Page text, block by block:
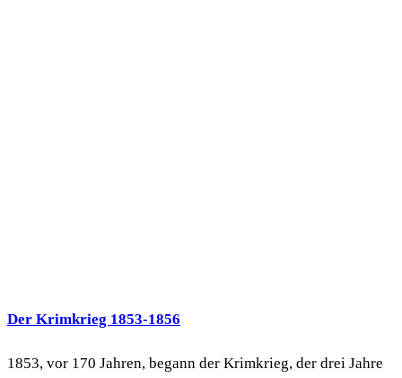
Der Krimkrieg 1853-1856
1853, vor 170 Jahren, begann der Krimkrieg, der drei Jahre